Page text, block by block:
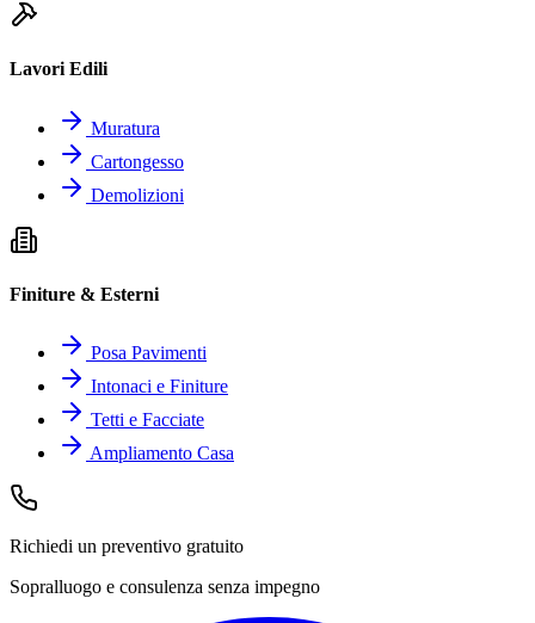
Lavori Edili
Muratura
Cartongesso
Demolizioni
Finiture & Esterni
Posa Pavimenti
Intonaci e Finiture
Tetti e Facciate
Ampliamento Casa
Richiedi un preventivo gratuito
Sopralluogo e consulenza senza impegno